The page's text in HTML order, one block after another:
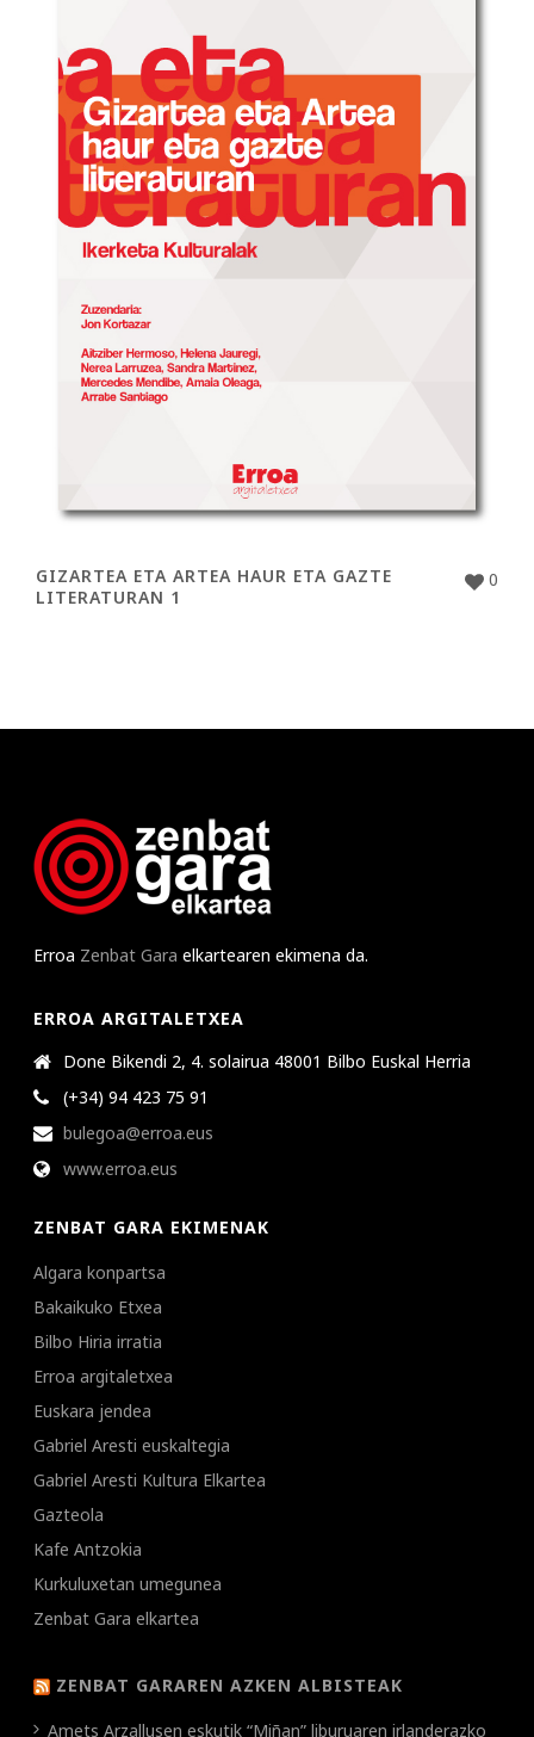
0
GIZARTEA ETA ARTEA HAUR ETA GAZTE
LITERATURAN 1
Erroa Zenbat Gara elkartearen ekimena da.
ERROA ARGITALETXEA
Done Bikendi 2, 4. solairua 48001 Bilbo Euskal Herria
(+34) 94 423 75 91
bulegoa@erroa.eus
www.erroa.eus
ZENBAT GARA EKIMENAK
Algara konpartsa
Bakaikuko Etxea
Bilbo Hiria irratia
Erroa argitaletxea
Euskara jendea
Gabriel Aresti euskaltegia
Gabriel Aresti Kultura Elkartea
Gazteola
Kafe Antzokia
Kurkuluxetan umegunea
Zenbat Gara elkartea
ZENBAT GARAREN AZKEN ALBISTEAK
Amets Arzallusen eskutik “Miñan” liburuaren irlanderazko